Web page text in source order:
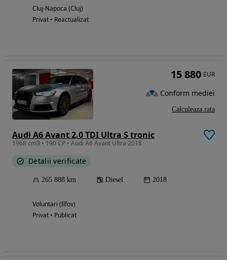
Cluj-Napoca (Cluj)
Privat • Reactualizat
Audi A6 Avant 2.0 TDI Ultra S tronic
1968 cm3 • 190 CP • Audi A6 Avant Ultra 2018
Detalii verificate
265 888 km Diesel 2018
Voluntari (Ilfov)
Privat • Publicat
15 880 EUR
Conform mediei
Calculeaza rata